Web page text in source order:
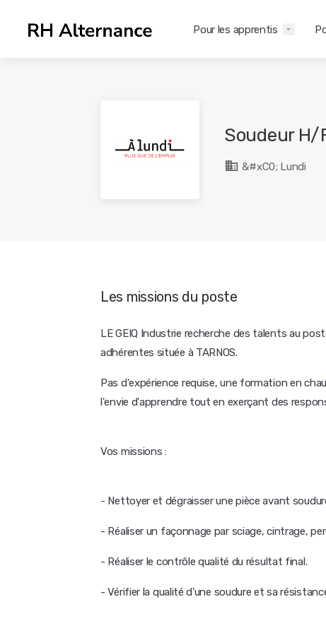
Pour les apprentis
Soudeur H/
&#xC0; Lundi
Les missions du poste
LE GEIQ Industrie recherche des talents au
adhérentes située à TARNOS.
Pas d'expérience requise, une formation en
l'envie d'apprendre tout en exerçant des
Vos missions :
- Nettoyer et dégraisser une pièce avant
- Réaliser un façonnage par sciage, cintrage,
- Réaliser le contrôle qualité du résultat final.
- Vérifier la qualité d'une soudure et sa